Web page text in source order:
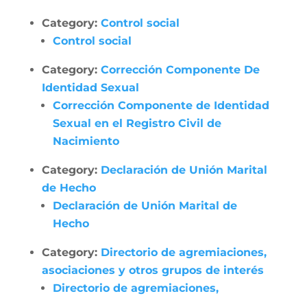
Category: Control social
Control social
Category: Corrección Componente De
Identidad Sexual
Corrección Componente de Identidad
Sexual en el Registro Civil de
Nacimiento
Category: Declaración de Unión Marital
de Hecho
Declaración de Unión Marital de
Hecho
Category: Directorio de agremiaciones,
asociaciones y otros grupos de interés
Directorio de agremiaciones,